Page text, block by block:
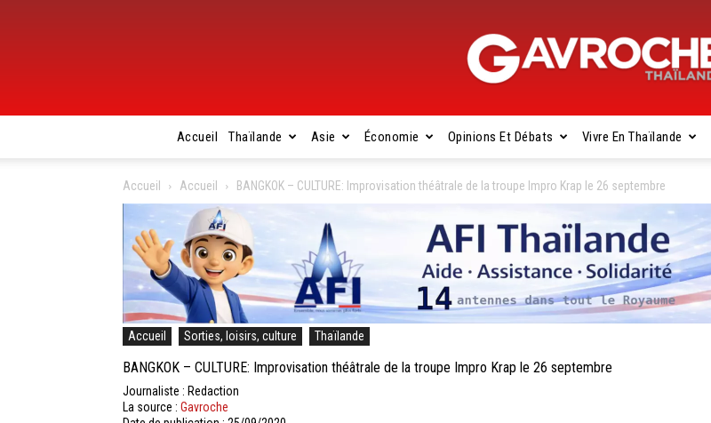
Gavroche
Thaïlande
Accueil Thaïlande Asie Économie Opinions Et Débats Vivre En Thaïlande
Accueil Accueil BANGKOK – CULTURE: Improvisation théâtrale de la troupe Impro Krap le 26 septembre
Accueil Sorties, loisirs, culture Thaïlande
BANGKOK – CULTURE: Improvisation théâtrale de la troupe Impro Krap le 26 septembre
Journaliste : Redaction
La source : Gavroche